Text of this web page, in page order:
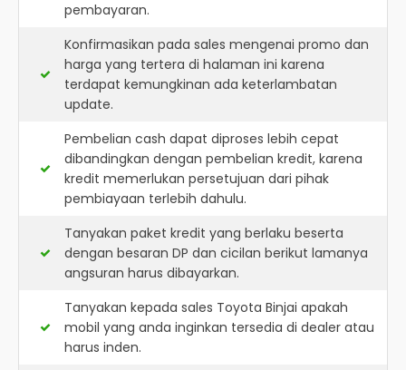
pembayaran.
Konfirmasikan pada sales mengenai promo dan
harga yang tertera di halaman ini karena
terdapat kemungkinan ada keterlambatan
update.
Pembelian cash dapat diproses lebih cepat
dibandingkan dengan pembelian kredit, karena
kredit memerlukan persetujuan dari pihak
pembiayaan terlebih dahulu.
Tanyakan paket kredit yang berlaku beserta
dengan besaran DP dan cicilan berikut lamanya
angsuran harus dibayarkan.
Tanyakan kepada sales Toyota Binjai apakah
mobil yang anda inginkan tersedia di dealer atau
harus inden.